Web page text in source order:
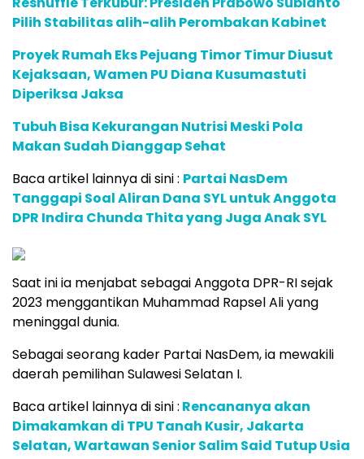
Pilih Stabilitas alih-alih Perombakan Kabinet
Proyek Rumah Eks Pejuang Timor Timur Diusut
Kejaksaan, Wamen PU Diana Kusumastuti
Diperiksa Jaksa
Tubuh Bisa Kekurangan Nutrisi Meski Pola
Makan Sudah Dianggap Sehat
Baca artikel lainnya di sini : Partai NasDem
Tanggapi Soal Aliran Dana SYL untuk Anggota
DPR Indira Chunda Thita yang Juga Anak SYL
Saat ini ia menjabat sebagai Anggota DPR-RI sejak
2023 menggantikan Muhammad Rapsel Ali yang
meninggal dunia.
Sebagai seorang kader Partai NasDem, ia mewakili
daerah pemilihan Sulawesi Selatan I.
Baca artikel lainnya di sini : Rencananya akan
Dimakamkan di TPU Tanah Kusir, Jakarta
Selatan, Wartawan Senior Salim Said Tutup Usia